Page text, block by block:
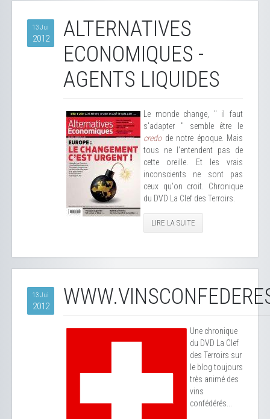
13 Jui
2012
ALTERNATIVES
ECONOMIQUES -
AGENTS LIQUIDES
Le monde change, " il faut
s'adapter " semble être le
credode notre époque. Mais
tous ne l'entendent pas de
cette oreille. Et les vrais
inconscients ne sont pas
ceux qu'on croit. Chronique
du DVD La Clef des Terroirs.
LIRE LA SUITE
13 Jui
2012
Une chronique
du DVD La Clef
des Terroirs sur
le blog toujours
très animé des
vins
confédérés...